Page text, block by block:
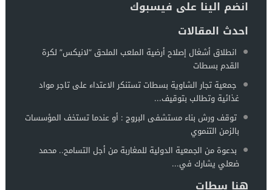
انضم الينا على فيسبوك
احدث المقالات
انطلاق أشغال إصلاح أرضية الملعب الملحق “لانيكس” لكرة
القدم بسطات
جمعية تجار الشاوية بسطات تستنكر الاعتداء على تاجر مواد
غذائية وتطالب بتوقيف...
توقف ورش بناء مستشفى البروج : أو عندما تستخف المؤسسات
بالزمن التنموي
بدعوة من الجمعية الدولية للمغاربة من أجل التسامح.. محمد
ضعلي يشارك في...
هنا سطات